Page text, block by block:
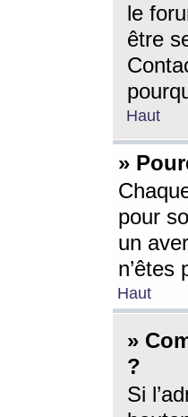
le
être
Haut
»
pour
un
n’êtes
Haut
»
?
Si